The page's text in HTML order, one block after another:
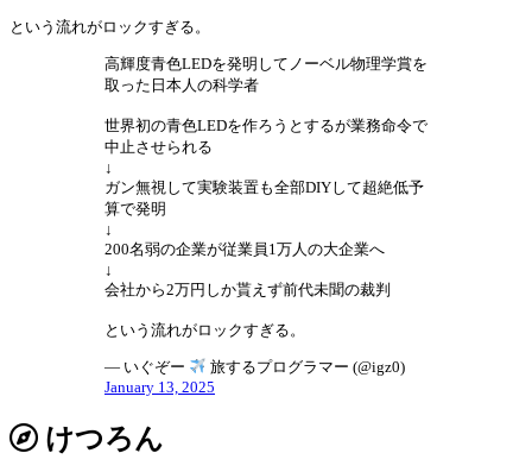
という流れがロックすぎる。
高輝度青色LEDを発明してノーベル物理学賞を
取った日本人の科学者
世界初の青色LEDを作ろうとするが業務命令で
中止させられる
↓
ガン無視して実験装置も全部DIYして超絶低予
算で発明
↓
200名弱の企業が従業員1万人の大企業へ
↓
会社から2万円しか貰えず前代未聞の裁判
という流れがロックすぎる。
— いぐぞー
旅するプログラマー (@igz0)
January 13, 2025
けつろん